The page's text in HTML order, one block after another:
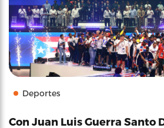
Deportes
Con Juan Luis Guerra Santo